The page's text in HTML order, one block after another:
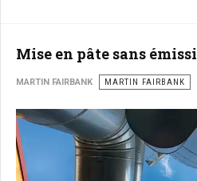
Mise en pâte sans
MARTIN FAIRBANK MARTIN FAIRBANK